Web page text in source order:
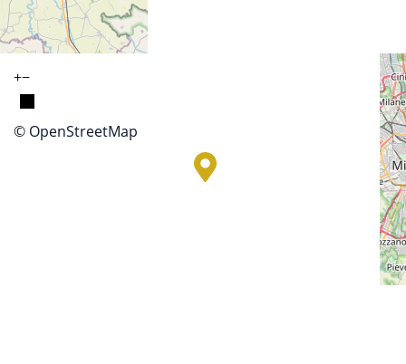
+−
© OpenStreetMap